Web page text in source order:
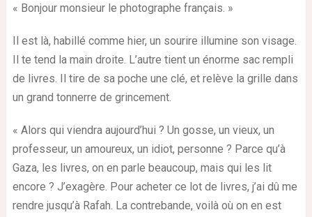
« Bonjour monsieur le photographe français. »
Il est là, habillé comme hier, un sourire illumine son visage.
Il te tend la main droite. L’autre tient un énorme sac rempli
de livres. Il tire de sa poche une clé, et relève la grille dans
un grand tonnerre de grincement.
« Alors qui viendra aujourd’hui ? Un gosse, un vieux, un
professeur, un amoureux, un idiot, personne ? Parce qu’à
Gaza, les livres, on en parle beaucoup, mais qui les lit
encore ? J’exagère. Pour acheter ce lot de livres, j’ai dû me
rendre jusqu’à Rafah. La contrebande, voilà où on en est